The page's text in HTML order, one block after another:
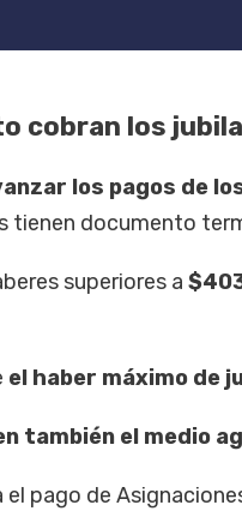
cobran los
los pagos de
tienen documento
superiores a
el haber máximo de
también el medio
pago de